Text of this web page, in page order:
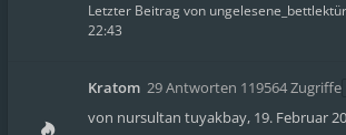
Letzter Beitrag von
22:43
Kratom 29 Antworten 119564 Zugriffe
von nursultan tuyakbay, 19. Februar